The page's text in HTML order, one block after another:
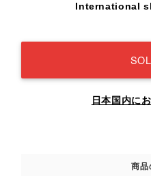
International
日本国内に
商品